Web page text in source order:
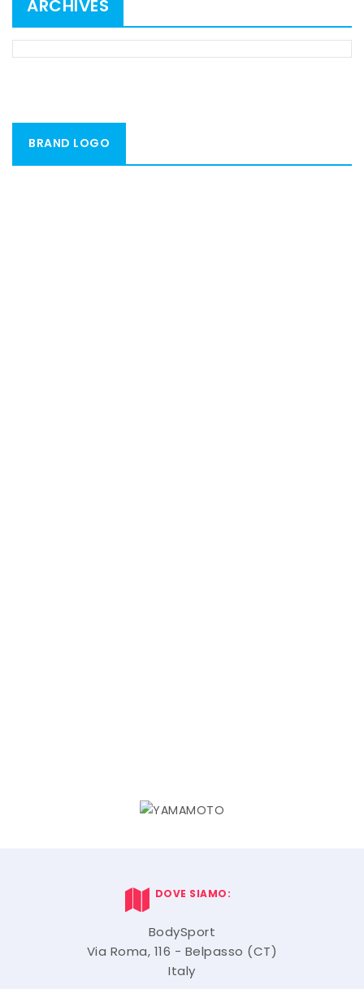
ARCHIVES
BRAND LOGO
DOVE SIAMO:
BodySport
Via Roma, 116 - Belpasso (CT)
Italy